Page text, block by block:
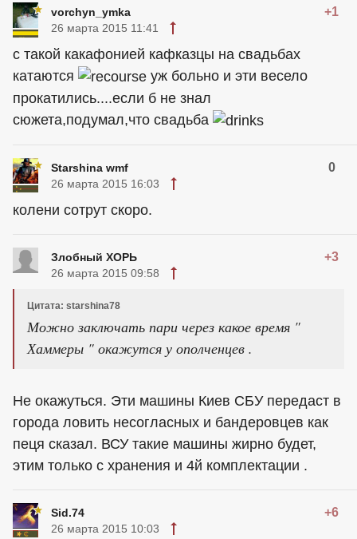
vorchyn_ymka +1
26 марта 2015 11:41
с такой какафонией кафказцы на свадьбах
катаются
уж больно и эти весело
прокатились....если б не знал
сюжета,подумал,что свадьба
Starshina wmf 0
26 марта 2015 16:03
колени сотрут скоро.
Злобный ХОРЬ +3
26 марта 2015 09:58
Цитата: starshina78
Можно заключать пари через какое время "
Хаммеры " окажутся у ополченцев .
Не окажуться. Эти машины Киев СБУ передаст в
города ловить несогласных и бандеровцев как
пеця сказал. ВСУ такие машины жирно будет,
этим только с хранения и 4й комплектации .
Sid.74 +6
26 марта 2015 10:03